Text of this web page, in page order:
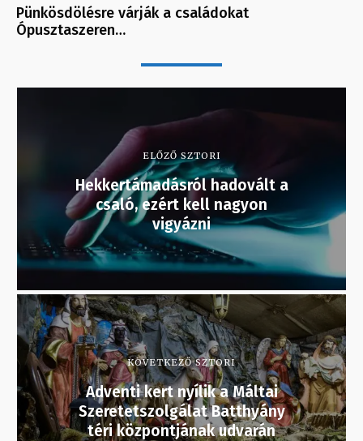
Pünkösdölésre várják a családokat
Ópusztaszeren…
ELŐZŐ SZTORI
Hekkertámadásról hadovált a
csaló, ezért kell nagyon
vigyázni
KÖVETKEZŐ SZTORI
Adventi kert nyílik a Máltai
Szeretetszolgálat Batthyány
téri központjának udvarán